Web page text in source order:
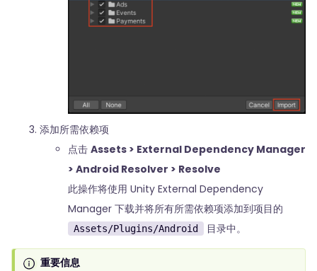
添加所需依赖项
点击 Assets > External Dependency Manager
> Android Resolver > Resolve
此操作将使用 Unity External Dependency
Manager 下载并将所有所需依赖项添加到项目的
Assets/Plugins/Android 目录中。
重要信息